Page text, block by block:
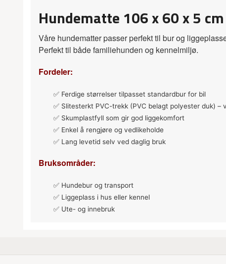
Hundematte 106 x 60 x 5 cm
Våre hundematter passer perfekt til bur og
Perfekt til både familiehunden og kennelmiljø.
Fordeler:
✅ Ferdige størrelser tilpasset standardbur for bil
✅ Slitesterkt PVC-trekk (PVC belagt polyester duk) –
✅ Skumplastfyll som gir god liggekomfort
✅ Enkel å rengjøre og vedlikeholde
✅ Lang levetid selv ved daglig bruk
Bruksområder:
✅ Hundebur og transport
✅ Liggeplass i hus eller kennel
✅ Ute- og innebruk